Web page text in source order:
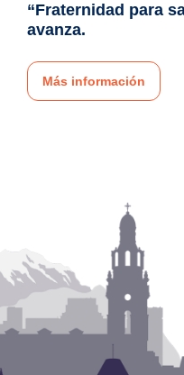
“Fraternidad para
avanza.
Más información